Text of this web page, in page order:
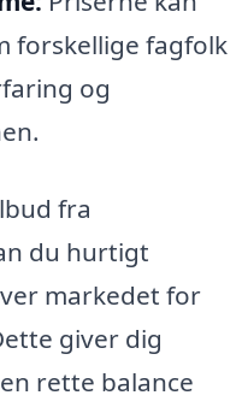
forskellige fagfolk
og
fra
du hurtigt
markedet for
giver dig
rette balance